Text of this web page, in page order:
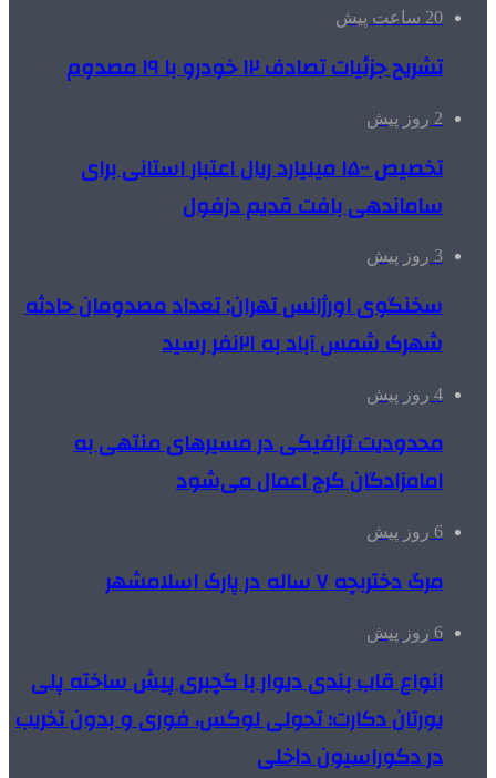
20 ساعت پیش
تشریح جزئیات تصادف ۱۲ خودرو با ۱۹ مصدوم
2 روز پیش
تخصیص ۱۵۰۰ میلیارد ریال اعتبار استانی برای
ساماندهی بافت قدیم دزفول
3 روز پیش
سخنگوی اورژانس تهران: تعداد مصدومان حادثه
شهرک شمس آباد به ۲۱نفر رسید
4 روز پیش
محدودیت ترافیکی در مسیرهای منتهی به
امامزادگان کرج اعمال می‌شود
6 روز پیش
مرگ دختربچه ۷ ساله در پارک اسلامشهر
6 روز پیش
انواع قاب بندی دیوار با گچبری پیش ساخته پلی
یورتان دکارت؛ تحولی لوکس، فوری و بدون تخریب
در دکوراسیون داخلی